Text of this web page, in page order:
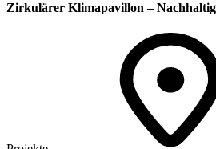
Zirkulärer Klima­pavillon –